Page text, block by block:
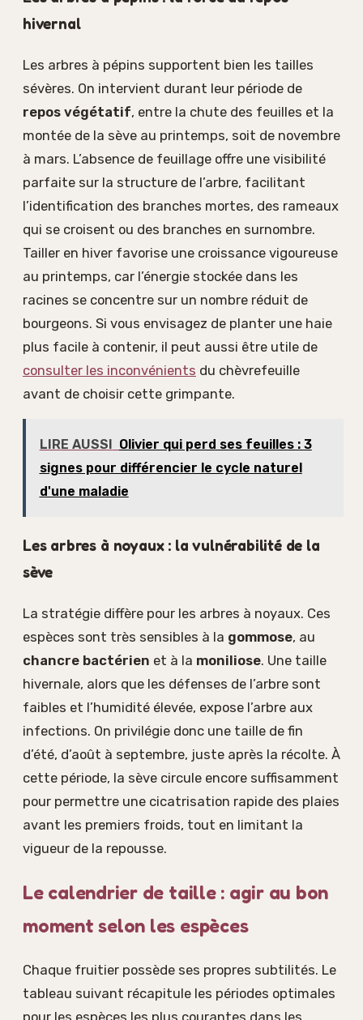
hivernal
Les arbres à pépins supportent bien les tailles
sévères. On intervient durant leur période de
repos végétatif, entre la chute des feuilles et la
montée de la sève au printemps, soit de novembre
à mars. L’absence de feuillage offre une visibilité
parfaite sur la structure de l’arbre, facilitant
l’identification des branches mortes, des rameaux
qui se croisent ou des branches en surnombre.
Tailler en hiver favorise une croissance vigoureuse
au printemps, car l’énergie stockée dans les
racines se concentre sur un nombre réduit de
bourgeons. Si vous envisagez de planter une haie
plus facile à contenir, il peut aussi être utile de
consulter les inconvénients du chèvrefeuille
avant de choisir cette grimpante.
LIRE AUSSI Olivier qui perd ses feuilles : 3
signes pour différencier le cycle naturel
d'une maladie
Les arbres à noyaux : la vulnérabilité de la
sève
La stratégie diffère pour les arbres à noyaux. Ces
espèces sont très sensibles à la gommose, au
chancre bactérien et à la moniliose. Une taille
hivernale, alors que les défenses de l’arbre sont
faibles et l’humidité élevée, expose l’arbre aux
infections. On privilégie donc une taille de fin
d’été, d’août à septembre, juste après la récolte. À
cette période, la sève circule encore suffisamment
pour permettre une cicatrisation rapide des plaies
avant les premiers froids, tout en limitant la
vigueur de la repousse.
Le calendrier de taille : agir au bon
moment selon les espèces
Chaque fruitier possède ses propres subtilités. Le
tableau suivant récapitule les périodes optimales